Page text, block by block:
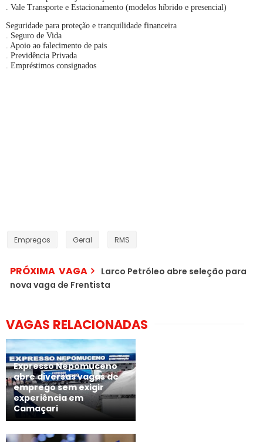
. Vale Transporte e Estacionamento (modelos híbrido e presencial)
Seguridade para proteção e tranquilidade financeira
. Seguro de Vida
. Apoio ao falecimento de pais
. Previdência Privada
. Empréstimos consignados
Empregos Geral RMS
PRÓXIMA VAGA
Larco Petróleo abre seleção para
nova vaga de Frentista
VAGAS RELACIONADAS
Expresso Nepomuceno
abre diversas vagas de
emprego sem exigir
experiência em
Camaçari